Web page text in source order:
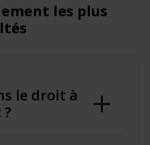
les plus
le droit à